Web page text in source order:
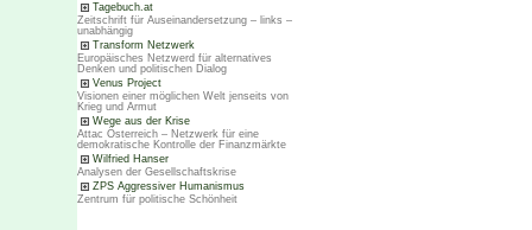
Tagebuch.at
Zeitschrift für Auseinandersetzung – links –
unabhängig
Transform Netzwerk
Europäisches Netzwerd für alternatives
Denken und politischen Dialog
Venus Project
Visionen einer möglichen Welt jenseits von
Krieg und Armut
Wege aus der Krise
Attac Österreich – Netzwerk für eine
demokratische Kontrolle der Finanzmärkte
Wilfried Hanser
Analysen der Gesellschaftskrise
ZPS Aggressiver Humanismus
Zentrum für politische Schönheit